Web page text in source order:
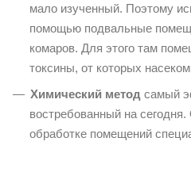
мало изученный. Поэтому
помощью подвальные
комаров. Для этого там
токсины, от которых
Химический метод самый
востребованный на
обработке помещений